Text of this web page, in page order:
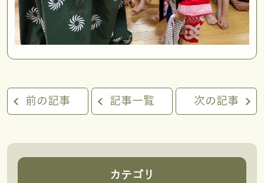
前の記事 記事一覧 次の記事
カテゴリ